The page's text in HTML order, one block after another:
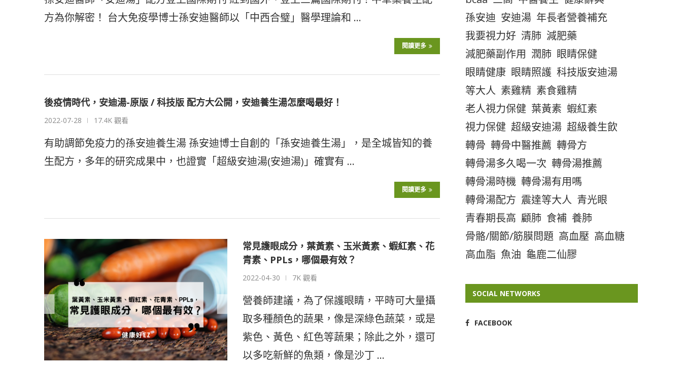
方為你解密！ 台大免疫學博士孫安迪醫師以「中西合璧」醫學理論和 …
閱讀更多
後疫情時代，安迪湯-原版 / 科技版 配方大公開，安迪養生湯怎麼喝最好！
2022-07-28 17.4K 觀看
有助調節免疫力的孫安迪養生湯 孫安迪博士自創的「孫安迪養生湯」，是全城皆知的養
生配方，多年的研究成果中，也證實「超級安迪湯(安迪湯)」確實有 …
閱讀更多
常見護眼成分，葉黃素、玉米黃素、蝦紅素、花
青素、PPLs，哪個最有效？
2022-04-30 7K 觀看
營養師建議，為了保護眼睛，平時可大量攝
取多種顏色的蔬果，像是深綠色蔬菜，或是
紫色、黃色、紅色等蔬果；除此之外，還可
以多吃新鮮的魚類，像是沙丁 …
孫安迪 安迪湯 年長者營養補充
我要視力好 清肺 減肥藥
減肥藥副作用 潤肺 眼睛保健
眼睛健康 眼睛照護 科技版安迪湯
等大人 素雞精 素食雞精
老人視力保健 葉黃素 蝦紅素
視力保健 超級安迪湯 超級養生飲
轉骨 轉骨中醫推薦 轉骨方
轉骨湯多久喝一次 轉骨湯推薦
轉骨湯時機 轉骨湯有用嗎
轉骨湯配方 震達等大人 青光眼
青春期長高 顧肺 食補 養肺
骨骼/關節/筋膜問題 高血壓 高血糖
高血脂 魚油 龜鹿二仙膠
SOCIAL NETWORKS
FACEBOOK